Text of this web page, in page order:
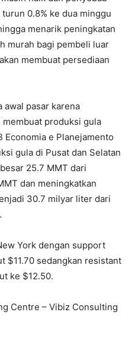
0.8% ke dua minggu
menarik peningkatan
murah bagi pembeli luar
membuat persediaan
awal pasar karena
produksi gula
Economia e Planejamento
gula di Pusat dan Selatan
25.7 MMT dari
dan meningkatkan
30.7 milyar liter dari
York dengan support
$11.70 sedangkan resistant
ke $12.50.
Centre – Vibiz Consulting